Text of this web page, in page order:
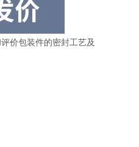
价包装件的密封工艺及